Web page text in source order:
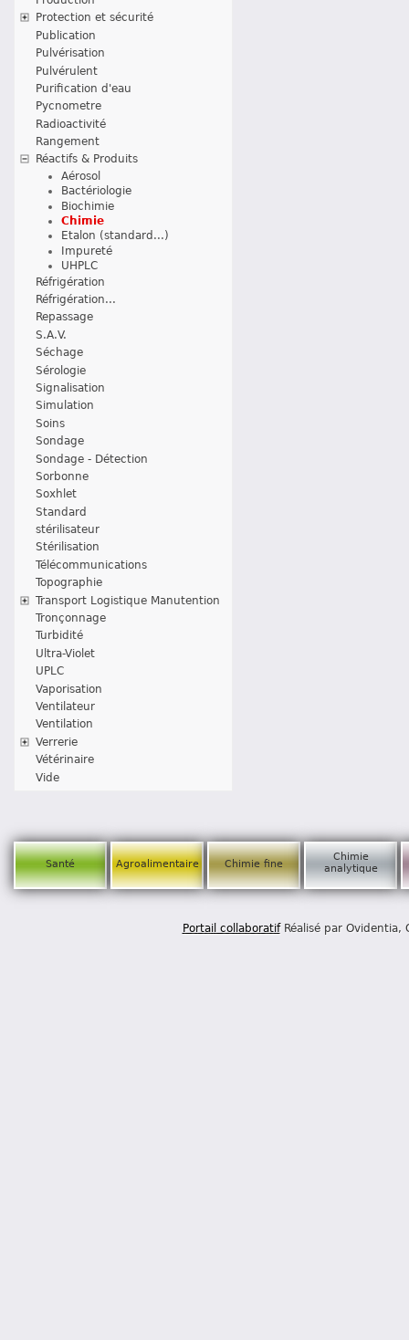
Protection et sécurité
Publication
Pulvérisation
Pulvérulent
Purification d'eau
Pycnometre
Radioactivité
Rangement
Réactifs & Produits
Aérosol
Bactériologie
Biochimie
Chimie
Etalon (standard...)
Impureté
UHPLC
Réfrigération
Réfrigération...
Repassage
S.A.V.
Séchage
Sérologie
Signalisation
Simulation
Soins
Sondage
Sondage - Détection
Sorbonne
Soxhlet
Standard
stérilisateur
Stérilisation
Télécommunications
Topographie
Transport Logistique Manutention
Tronçonnage
Turbidité
Ultra-Violet
UPLC
Vaporisation
Ventilateur
Ventilation
Verrerie
Vétérinaire
Vide
Santé Agroalimentaire Chimie fine
Chimie
analytique
Portail collaboratifRéalisé par Ovidentia,